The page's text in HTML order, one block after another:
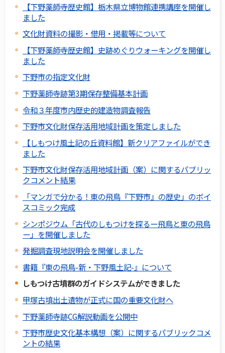
【下野薬師寺歴史館】栃木県立博物館連携講座を開催し
ました
文化財資料の撮影・借用・掲載等について
【下野薬師寺歴史館】史跡めぐりウォーキングを開催し
ました
下野市の指定文化財
下野薬師寺跡第3期保存整備基本計画
令和３年度市内歴史的建造物調査報告
下野市文化財保存活用地域計画を策定しました
【しもつけ風土記の丘資料館】新クリアファイルができ
ました
下野市文化財保存活用地域計画（案）に関するパブリッ
クコメント結果
「マンガで分かる！東の飛鳥『下野市』の歴史」のボイ
スコミック完成
シンポジウム「古代のしもつけを探るー飛鳥と東の飛鳥
ー」を開催しました
発掘調査現地説明会を開催しました
書籍『東の飛鳥-新・下野風土記-』について
しもつけ古墳群のガイドシステムができました
甲塚古墳出土遺物が正式に国の重要文化財へ
下野薬師寺跡CG解説動画を公開中
下野市歴史文化基本構想（案）に関するパブリックコメ
ントの結果